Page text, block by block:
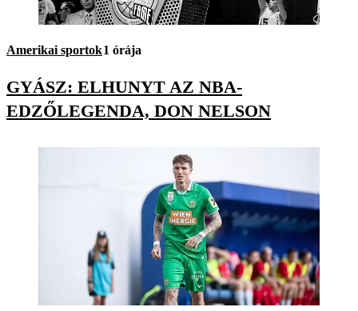
Amerikai sportok1 órája
GYÁSZ: ELHUNYT AZ NBA-
EDZŐLEGENDA, DON NELSON